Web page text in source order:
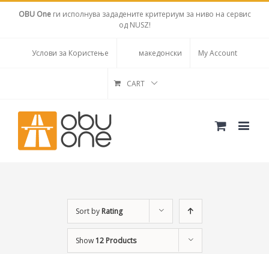
OBU Oneги исполнува зададените критериум за ниво на сервис
од NUSZ!
Услови за Користење македонски My Account
CART
Sort by Rating
Show12 Products